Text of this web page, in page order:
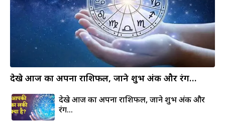
देखे आज का अपना राशिफल, जाने शुभ अंक और रंग…
देखे आज का अपना राशिफल, जाने शुभ अंक और
रंग…